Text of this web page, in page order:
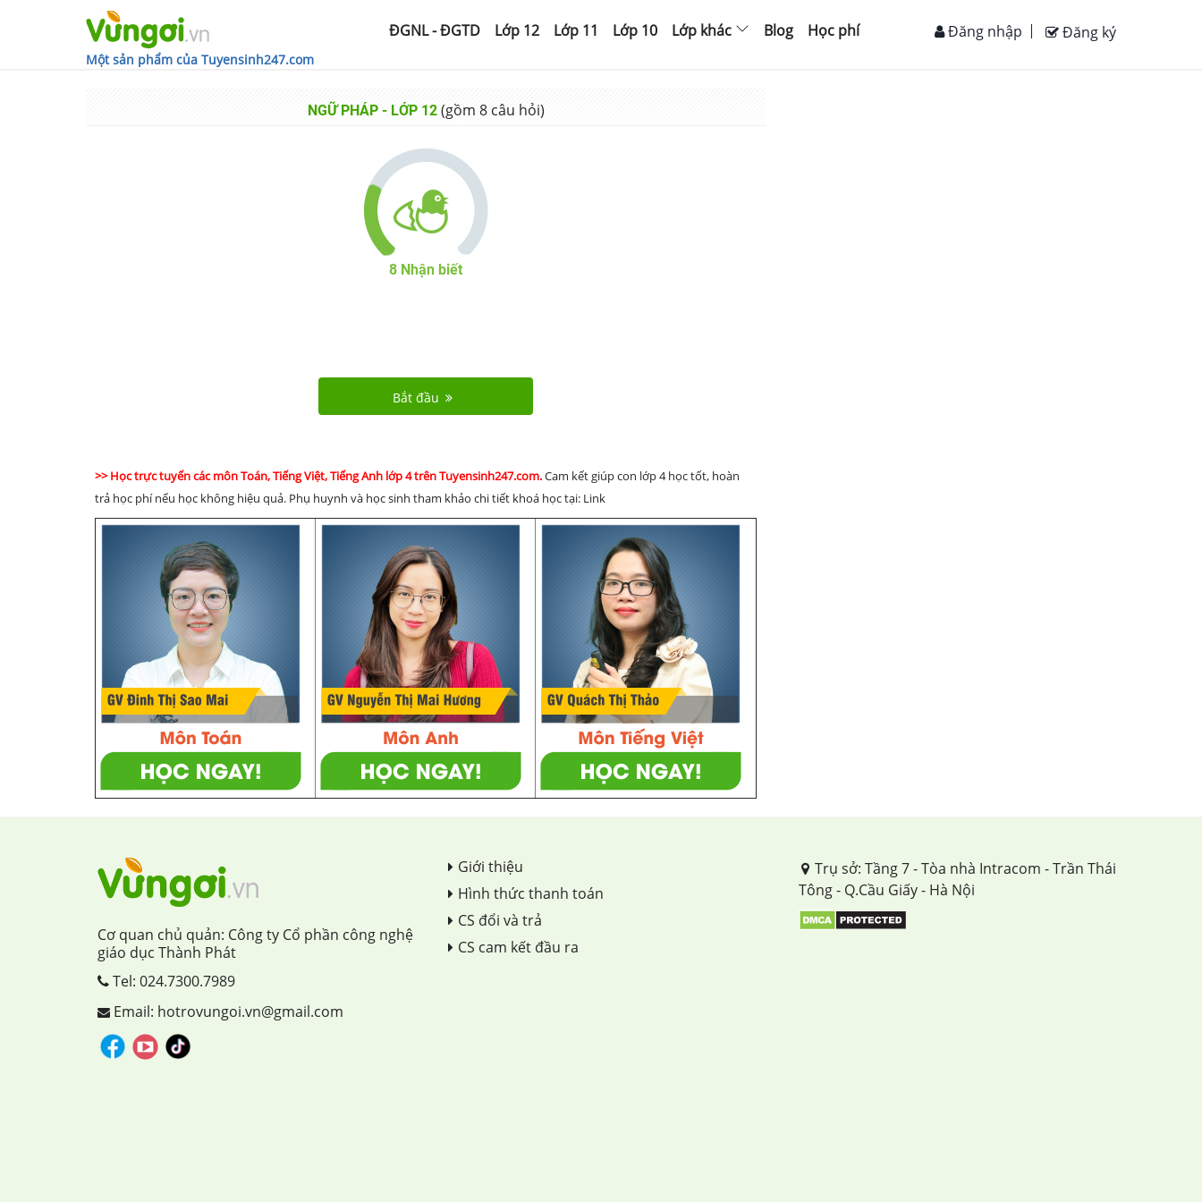
Một sản phẩm của Tuyensinh247.com
ĐGNL - ĐGTD Lớp 12 Lớp 11 Lớp 10 Lớp khác Blog Học phí Đăng ký
Đăng nhập
NGỮ PHÁP- LỚP 12(gồm 8câu hỏi)
8 Nhận biết
Bắt đầu
>> Học trực tuyến các môn Toán, Tiếng Việt, Tiếng Anh lớp 4 trên Tuyensinh247.com.Cam kết giúp con lớp 4 học tốt, hoàn
trả học phí nếu học không hiệu quả. Phụ huynh và học sinh tham khảo chi tiết khoá học tại: Link
Cơ quan chủ quản: Công ty Cổ phần công nghệ
giáo dục Thành Phát
Tel: 024.7300.7989
Email: hotrovungoi.vn@gmail.com
Giới thiệu
Hình thức thanh toán
CS đổi và trả
CS cam kết đầu ra
Trụ sở: Tầng 7 - Tòa nhà Intracom - Trần Thái
Tông - Q.Cầu Giấy - Hà Nội